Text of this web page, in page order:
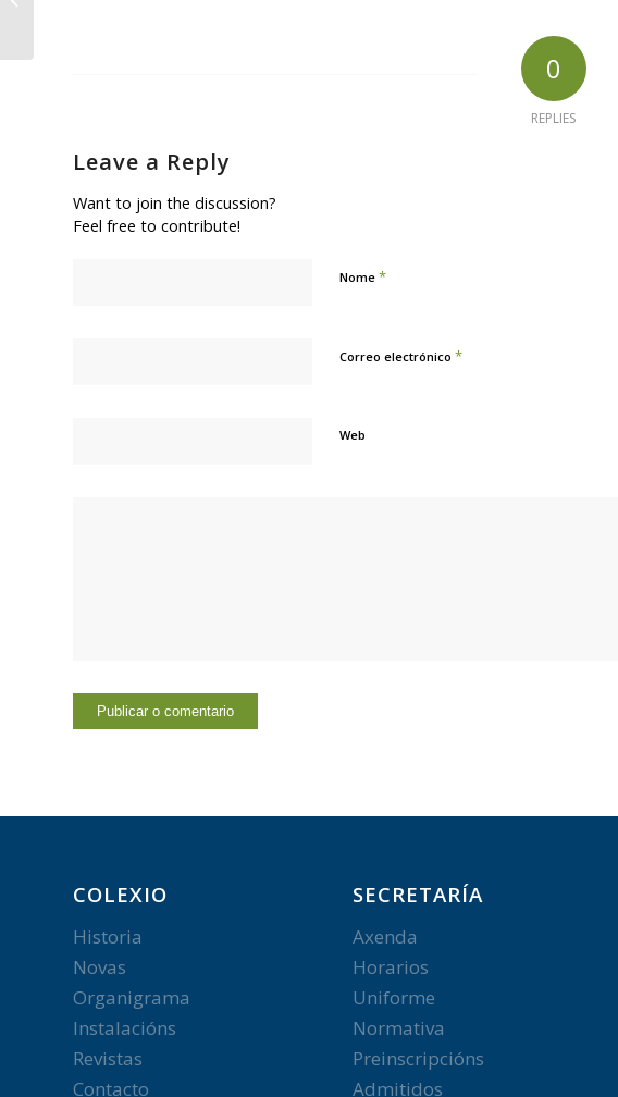
0
REPLIES
Leave a Reply
Want to join the discussion?
Feel free to contribute!
Nome *
Correo electrónico *
Web
COLEXIO
Historia
Novas
Organigrama
Instalacións
Revistas
Contacto
SECRETARÍA
Axenda
Horarios
Uniforme
Normativa
Preinscripcións
Admitidos